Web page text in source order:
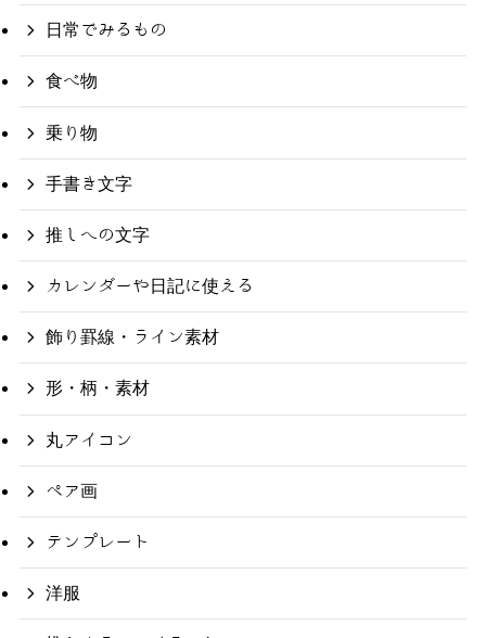
日常でみるもの
食べ物
乗り物
手書き文字
推しへの文字
カレンダーや日記に使える
飾り罫線・ライン素材
形・柄・素材
丸アイコン
ペア画
テンプレート
洋服